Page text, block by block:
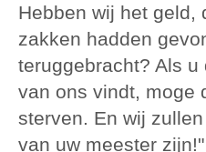
Hebben wij het geld,
zakken hadden
teruggebracht? Als
van ons vindt, moge
sterven. En wij
van uw meester zijn!"